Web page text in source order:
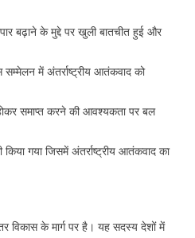
बढ़ाने के मुद्दे पर खुली बातचीत हुई और
सम्मेलन में अंतर्राष्ट्रीय आतंकवाद को
समाप्त करने की आवश्यकता पर बल
किया गया जिसमें अंतर्राष्ट्रीय आतंकवाद का
के मार्ग पर है। यह सदस्य देशों में